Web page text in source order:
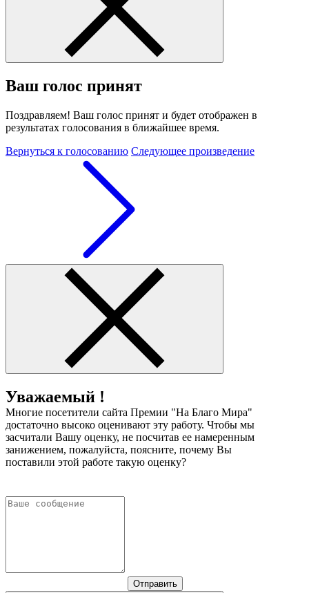
Ваш голос принят
Поздравляем! Ваш голос принят и будет отображен в
результатах голосования в ближайшее время.
Вернуться к голосованию Следующее произведение
Уважаемый !
Многие посетители сайта Премии "На Благо Мира"
достаточно высоко оценивают эту работу. Чтобы мы
засчитали Вашу оценку, не посчитав ее намеренным
занижением, пожалуйста, поясните, почему Вы
поставили этой работе такую оценку?
Отправить